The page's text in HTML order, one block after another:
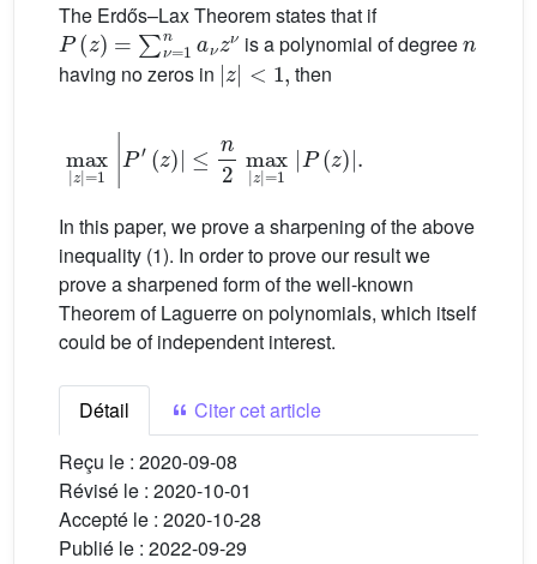
The Erdős–Lax Theorem states that if
P(z)=∑ν=1na νzν
is a polynomial of degree
having no zeros in
|z |<1,
then
1|
≤ |=
In this paper, we prove a sharpening of the above
inequality (1). In order to prove our result we
prove a sharpened form of the well-known
Theorem of Laguerre on polynomials, which itself
could be of independent interest.
Détail
Citer cet article
Reçu le : 2020-09-08
Révisé le : 2020-10-01
Accepté le : 2020-10-28
Publié le : 2022-09-29